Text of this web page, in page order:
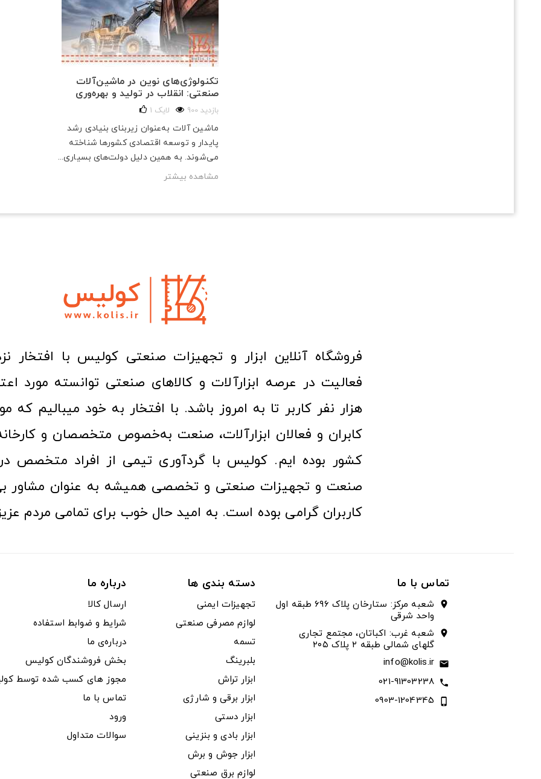
تکنولوژی‌های نوین در ماشین‌آلات
صنعتی: انقلاب در تولید و بهره‌وری
900 بازدید 1 لایک
ماشین آلات به‌عنوان زیربنای بنیادی رشد
پایدار و توسعه اقتصادی کشورها شناخته
می‌شوند. به همین دلیل دولت‌های بسیاری...
مشاهده بیشتر
هزار نفر کاربر تا به امروز باشد. با افتخار به خود میبالیم که
کابران و فعالان ابزارآلات، صنعت به‌خصوص متخصصان و
کشور بوده ایم. کولیس با گردآوری تیمی از افراد متخصص در
صنعت و تجهیزات صنعتی و تخصصی همیشه به عنوان مشاور
کاربران گرامی بوده است. به امید حال خوب برای تمامی مردم
تماس با ما
location_on
شعبه مرکز: ستارخان پلاک ۶۹۶ طبقه اول
واحد شرقی
location_on
شعبه غرب: اکباتان، مجتمع تجاری
گلهای شمالی طبقه ۲ پلاک ۲۰۵
email
info@kolis.ir
call
021-91303238
phone_iphone
0903-1204345
دسته بندی ها
تجهیزات ایمنی
لوازم مصرفی صنعتی
تسمه
بلبرینگ
ابزار تراش
ابزار برقی و شارژی
ابزار دستی
ابزار بادی و بنزینی
ابزار جوش و برش
لوازم برق صنعتی
درباره ما
ارسال کالا
شرایط و ضوابط استفاده
درباره‌ی ما
بخش فروشندگان کولیس
مجوز های کسب شده توسط
تماس با ما
ورود
سوالات متداول